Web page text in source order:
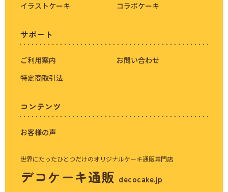
世界にたったひとつだけのオリジナルケーキ通販専門店
デコケーキ通販 decocake.jp
イラストケーキ
コラボケーキ
サポート
ご利用案内
お問い合わせ
特定商取引法
コンテンツ
お客様の声